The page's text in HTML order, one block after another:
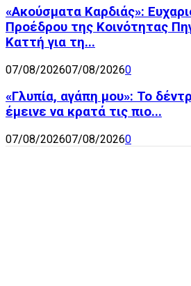
«Ακούσματα Καρδιάς»:
Προέδρου της Κοινότητας
Καττή για τη...
07/08/202607/08/20260
«Γλυπία, αγάπη μου»: Το
έμεινε να κρατά τις πιο...
07/08/202607/08/20260